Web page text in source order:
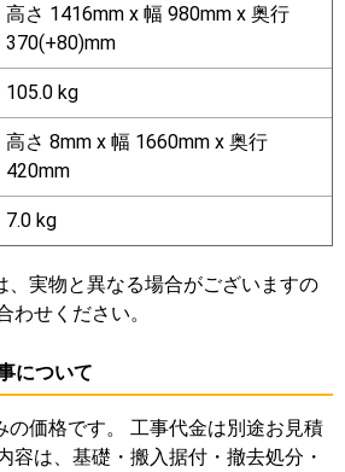
高さ 1416mm x 幅 980mm x 奥行
370(+80)mm
105.0 kg
高さ 8mm x 幅 1660mm x 奥行
420mm
7.0 kg
、実物と異なる場合がございますの
わせください。
について
の価格です。 工事代金は別途お見積
容は、基礎・搬入据付・撤去処分・